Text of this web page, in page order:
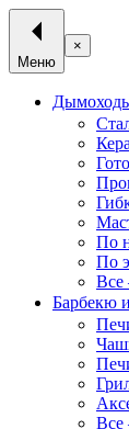
Меню
×
По
По
Барбекю
Все